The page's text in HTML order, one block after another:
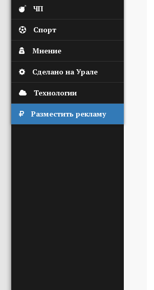
ЧП
Спорт
Мнение
Сделано на Урале
Технологии
Разместить рекламу